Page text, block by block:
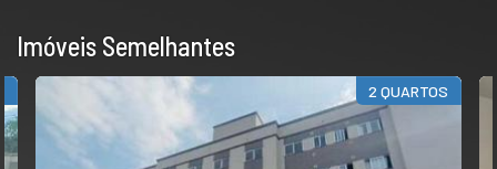
Imóveis Semelhantes
2 QUARTOS